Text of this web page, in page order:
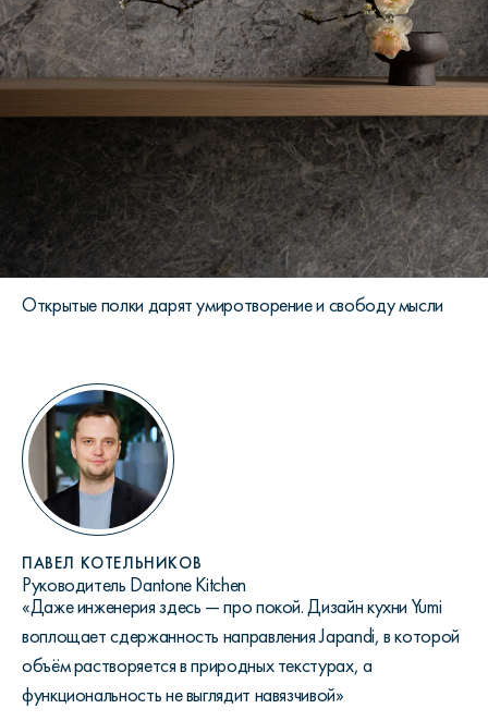
Открытые полки дарят умиротворение и свободу мысли
ПАВЕЛ КОТЕЛЬНИКОВ
Руководитель Dantone Kitchen
«Даже инженерия здесь — про покой. Дизайн кухни Yumi
воплощает сдержанность направления Japandi, в которой
объём растворяется в природных текстурах, а
функциональность не выглядит навязчивой»